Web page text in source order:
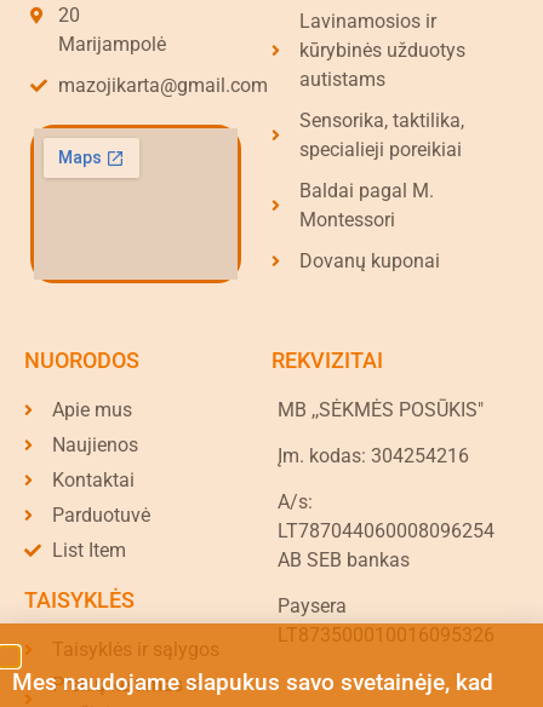
20
Marijampolė
mazojikarta@gmail.com
Lavinamosios ir
kūrybinės užduotys
autistams
Sensorika, taktilika,
specialieji poreikiai
Baldai pagal M.
Montessori
Dovanų kuponai
NUORODOS
Apie mus
Naujienos
Kontaktai
Parduotuvė
List Item
TAISYKLĖS
Taisyklės ir sąlygos
Prekių keitimas ir
REKVIZITAI
MB ,,SĖKMĖS POSŪKIS"
Įm. kodas: 304254216
A/s:
LT787044060008096254
AB SEB bankas
Paysera
LT873500010016095326
Mes naudojame slapukus savo svetainėje, kad